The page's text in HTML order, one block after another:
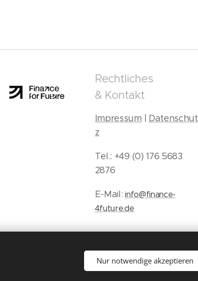
Rechtliches
& Kontakt
Impressum
Datenschut
z
Tel.: +49 (0) 176 5683
2876
E-Mail:info@finance-
4future.de
Nur notwendige akzeptieren